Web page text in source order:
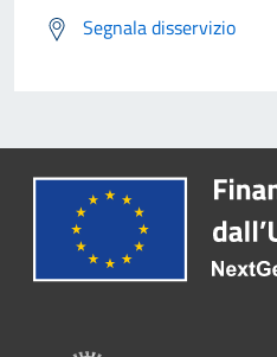
Segnala disservizio